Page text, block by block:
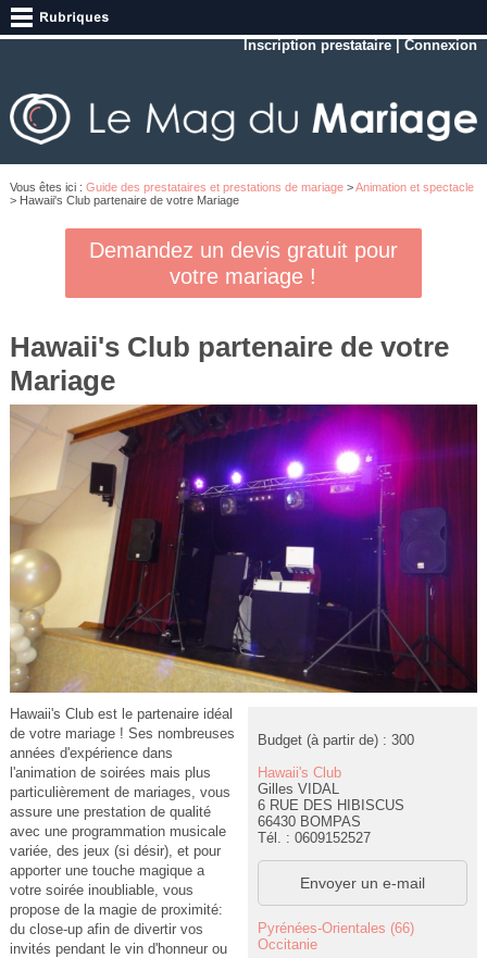
Inscription prestataire |Connexion
Vous êtes ici : Guide des prestataires et prestations de mariage>Animation et spectacle
> Hawaii's Club partenaire de votre Mariage
Demandez un devis gratuit pour
votre mariage !
Hawaii's Club partenaire de votre
Mariage
Budget (à partir de) : 300
Hawaii's Club
Gilles VIDAL
6 RUE DES HIBISCUS
66430 BOMPAS
Tél. : 0609152527
Envoyer un e-mail
Pyrénées-Orientales (66)
Occitanie
Hawaii's Club est le partenaire idéal
de votre mariage ! Ses nombreuses
années d'expérience dans
l'animation de soirées mais plus
particulièrement de mariages, vous
assure une prestation de qualité
avec une programmation musicale
variée, des jeux (si désir), et pour
apporter une touche magique a
votre soirée inoubliable, vous
propose de la magie de proximité:
du close-up afin de divertir vos
invités pendant le vin d'honneur ou